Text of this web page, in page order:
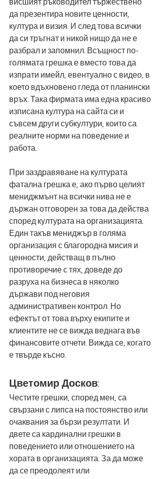
висшият ръководител тържествено
да презентира новите ценности,
култура и визия. И след това всички
да си тръгнат и никой нищо да не е
разбрал и запомнил. Всъщност по-
голямата грешка е вместо това да
изпрати имейл, евентуално с видео, в
което вдъхновено гледа от планински
връх. Така фирмата има една красиво
изписана култура на сайта си и
съвсем други субкултури, които са
реалните норми на поведение и
работа.
При заздравяване на културата
фатална грешка е, ако първо целият
мениджмънт на всички нива не е
държан отговорен за това да действа
според културата на организацията.
Един такъв мениджър в голяма
организация с благородна мисия и
ценности, действащ в пълно
противоречие с тях, доведе до
разруха на бизнеса в няколко
държави под неговия
административен контрол. Но
ефектът от това върху екипите и
клиентите не се вижда веднага във
финансовите отчети. Вижда се, когато
е твърде късно.
Цветомир Досков:
Честите грешки, според мен, са
свързани с липса на постоянство или
очаквания за бързи резултати. И
двете са кардинални грешки в
поведението или отношението на
хората в организацията. За да може
да се преодолеят или